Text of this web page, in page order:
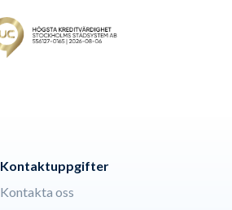
Kontaktuppgifter
Kontakta oss